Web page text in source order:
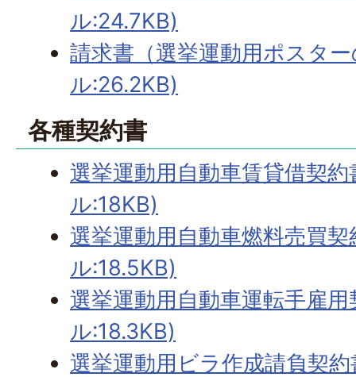
ル:24.7KB)
請求書（選挙運動用ポスタ
ル:26.2KB)
各種契約書
選挙運動用自動車賃貸借契
ル:18KB)
選挙運動用自動車燃料売買
ル:18.5KB)
選挙運動用自動車運転手雇
ル:18.3KB)
選挙運動用ビラ作成請負契